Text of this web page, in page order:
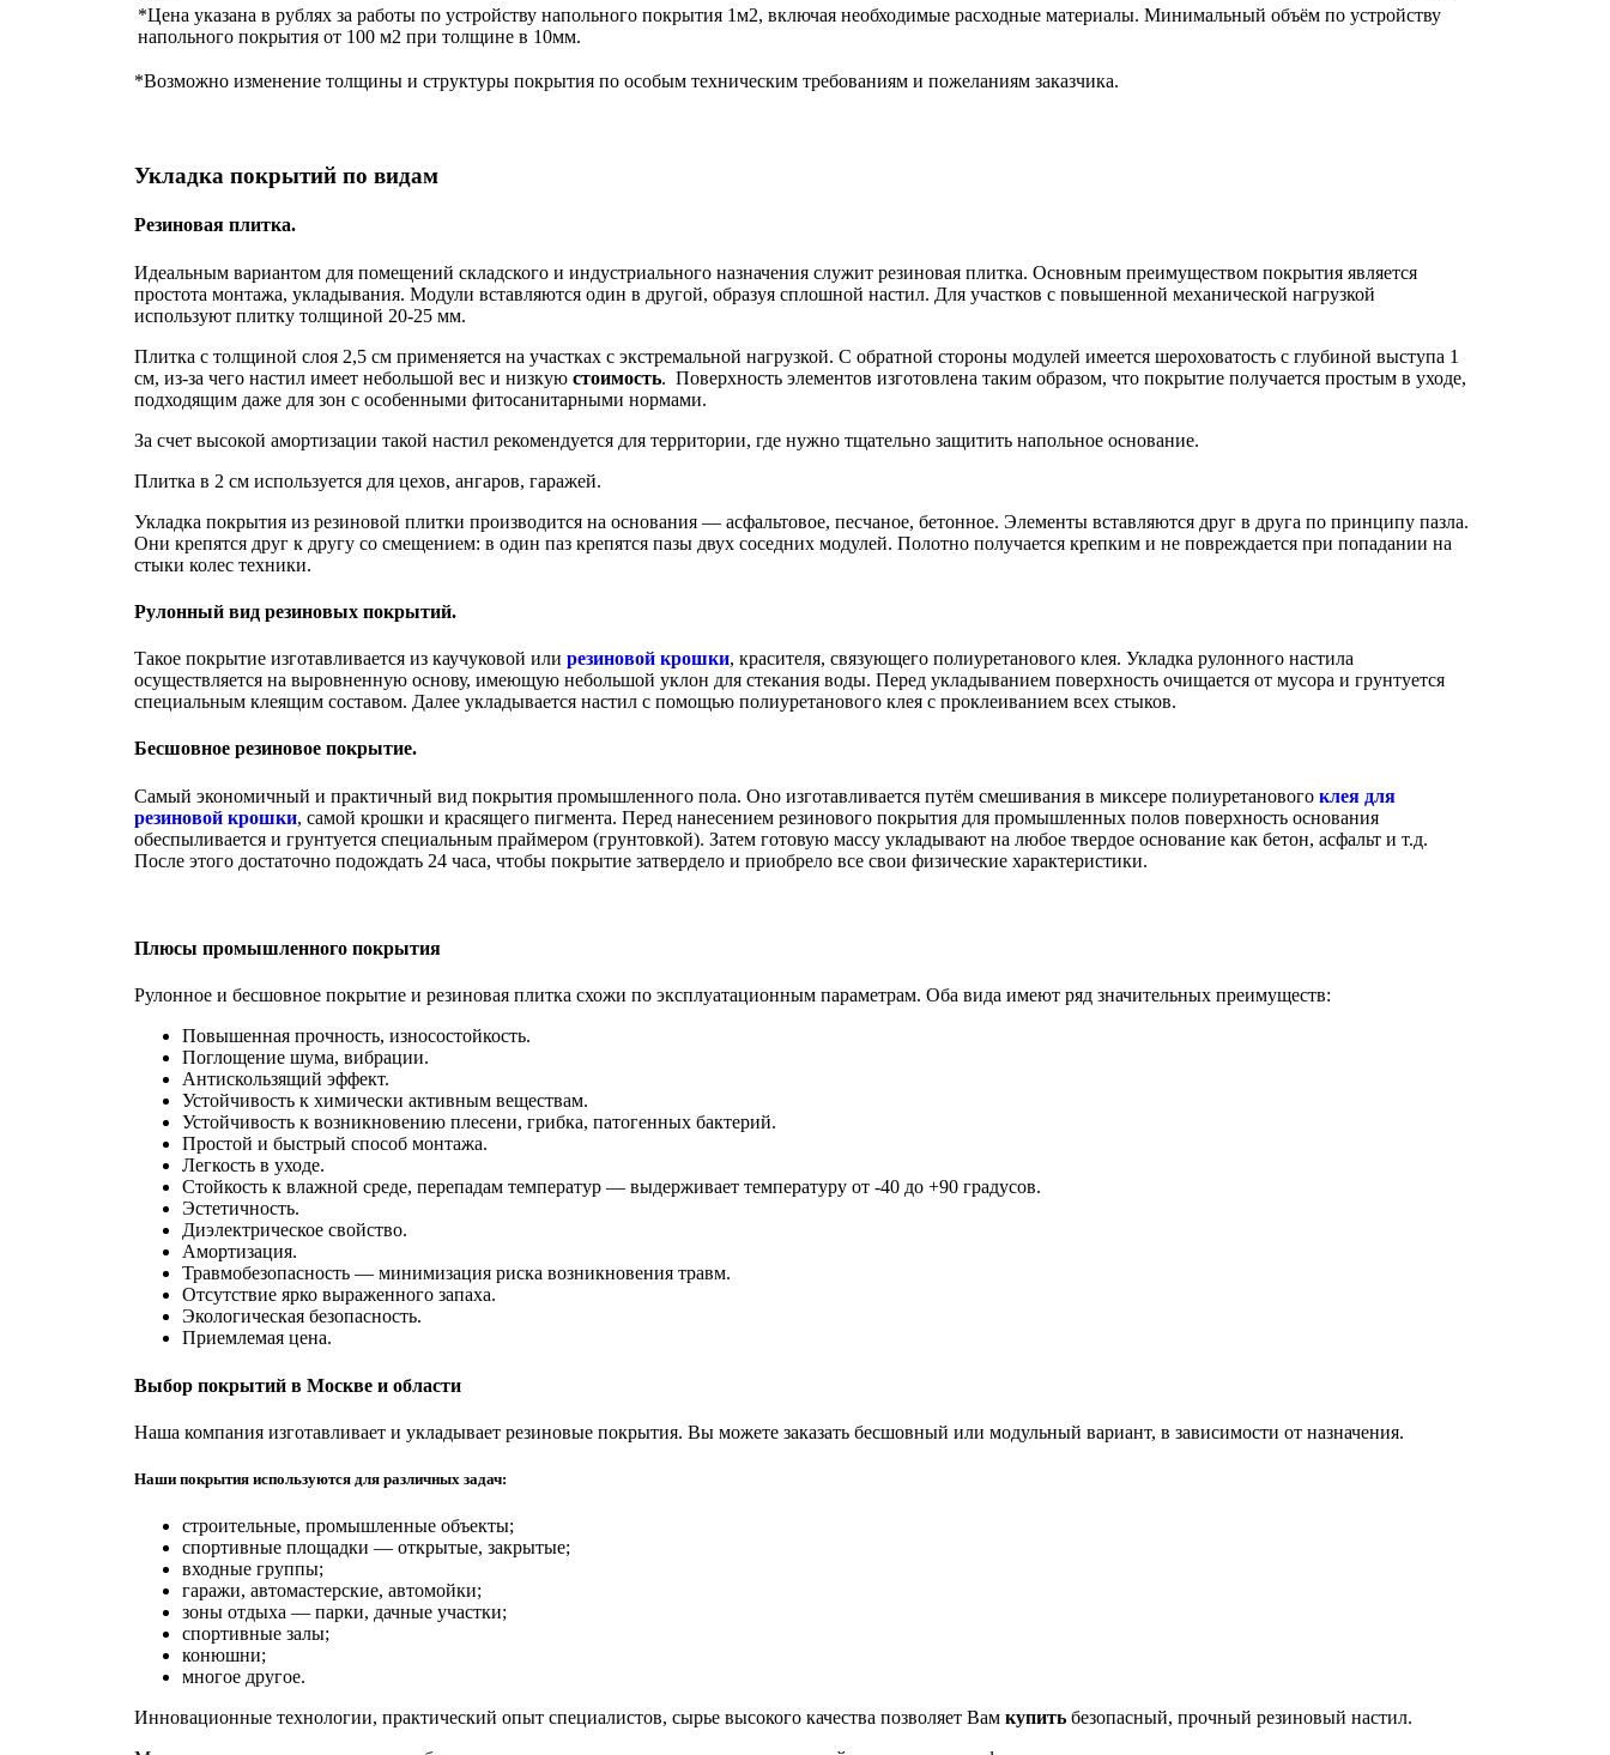
*Цена указана в рублях за работы по устройству напольного покрытия 1м2, включая необходимые расходные материалы. Минимальный объём по устройству
напольного покрытия от 100 м2 при толщине в 10мм.
*Возможно изменение толщины и структуры покрытия по особым техническим требованиям и пожеланиям заказчика.
Укладка покрытий по видам
Резиновая плитка.
Идеальным вариантом для помещений складского и индустриального назначения служит резиновая плитка. Основным преимуществом покрытия является
простота монтажа, укладывания. Модули вставляются один в другой, образуя сплошной настил. Для участков с повышенной механической нагрузкой
используют плитку толщиной 20-25 мм.
Плитка с толщиной слоя 2,5 см применяется на участках с экстремальной нагрузкой. С обратной стороны модулей имеется шероховатость с глубиной выступа 1
см, из-за чего настил имеет небольшой вес и низкую стоимость. Поверхность элементов изготовлена таким образом, что покрытие получается простым в уходе,
подходящим даже для зон с особенными фитосанитарными нормами.
За счет высокой амортизации такой настил рекомендуется для территории, где нужно тщательно защитить напольное основание.
Плитка в 2 см используется для цехов, ангаров, гаражей.
Укладка покрытия из резиновой плитки производится на основания — асфальтовое, песчаное, бетонное. Элементы вставляются друг в друга по принципу пазла.
Они крепятся друг к другу со смещением: в один паз крепятся пазы двух соседних модулей. Полотно получается крепким и не повреждается при попадании на
стыки колес техники.
Рулонный вид резиновых покрытий.
Такое покрытие изготавливается из каучуковой или резиновой крошки, красителя, связующего полиуретанового клея. Укладка рулонного настила
осуществляется на выровненную основу, имеющую небольшой уклон для стекания воды. Перед укладыванием поверхность очищается от мусора и грунтуется
специальным клеящим составом. Далее укладывается настил с помощью полиуретанового клея с проклеиванием всех стыков.
Бесшовное резиновое покрытие.
Самый экономичный и практичный вид покрытия промышленного пола. Оно изготавливается путём смешивания в миксере полиуретанового клея для
резиновой крошки, самой крошки и красящего пигмента. Перед нанесением резинового покрытия для промышленных полов поверхность основания
обеспыливается и грунтуется специальным праймером (грунтовкой). Затем готовую массу укладывают на любое твердое основание как бетон, асфальт и т.д.
После этого достаточно подождать 24 часа, чтобы покрытие затвердело и приобрело все свои физические характеристики.
Плюсы промышленного покрытия
Рулонное и бесшовное покрытие и резиновая плитка схожи по эксплуатационным параметрам. Оба вида имеют ряд значительных преимуществ:
Повышенная прочность, износостойкость.
Поглощение шума, вибрации.
Антискользящий эффект.
Устойчивость к химически активным веществам.
Устойчивость к возникновению плесени, грибка, патогенных бактерий.
Простой и быстрый способ монтажа.
Легкость в уходе.
Стойкость к влажной среде, перепадам температур — выдерживает температуру от -40 до +90 градусов.
Эстетичность.
Диэлектрическое свойство.
Амортизация.
Травмобезопасность — минимизация риска возникновения травм.
Отсутствие ярко выраженного запаха.
Экологическая безопасность.
Приемлемая цена.
Выбор покрытий в Москве и области
Наша компания изготавливает и укладывает резиновые покрытия. Вы можете заказать бесшовный или модульный вариант, в зависимости от назначения.
Наши покрытия используются для различных задач:
строительные, промышленные объекты;
спортивные площадки — открытые, закрытые;
входные группы;
гаражи, автомастерские, автомойки;
зоны отдыха — парки, дачные участки;
спортивные залы;
конюшни;
многое другое.
Инновационные технологии, практический опыт специалистов, сырье высокого качества позволяет Вам купить безопасный, прочный резиновый настил.